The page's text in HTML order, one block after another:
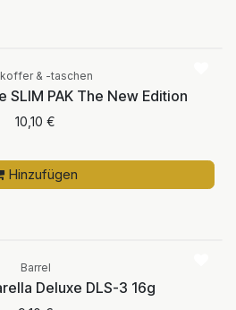
& -taschen
SLIM PAK The New Edition
10,10 €
Hinzufügen
Barrel
Deluxe DLS-3 16g